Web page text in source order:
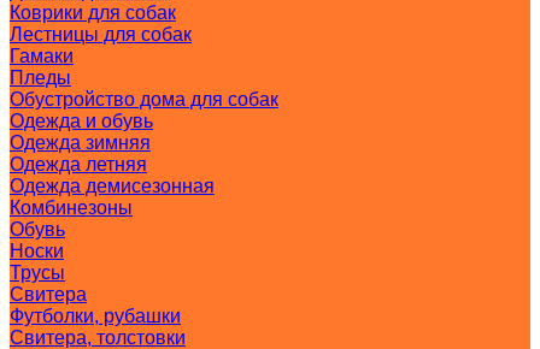
Коврики для собак
Лестницы для собак
Гамаки
Пледы
Обустройство дома для собак
Одежда и обувь
Одежда зимняя
Одежда летняя
Одежда демисезонная
Комбинезоны
Обувь
Носки
Трусы
Свитера
Футболки, рубашки
Свитера, толстовки